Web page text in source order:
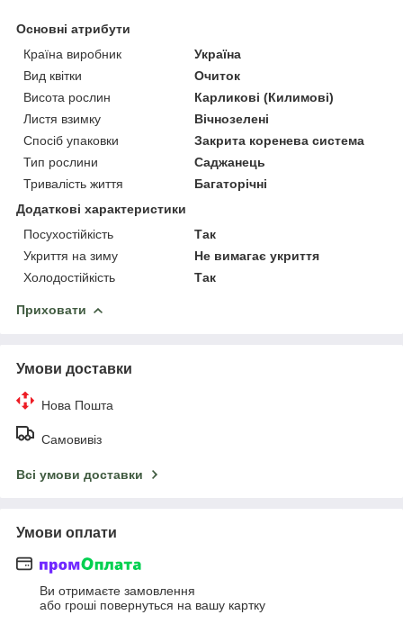
Основні атрибути
Країна виробник
Україна
Вид квітки
Очиток
Висота рослин
Карликові (Килимові)
Листя взимку
Вічнозелені
Спосіб упаковки
Закрита коренева система
Тип рослини
Саджанець
Тривалість життя
Багаторічні
Додаткові характеристики
Посухостійкість
Так
Укриття на зиму
Не вимагає укриття
Холодостійкість
Так
Приховати
Умови доставки
Нова Пошта
Самовивіз
Всі умови доставки
Умови оплати
Ви отримаєте замовлення
або гроші повернуться на вашу картку